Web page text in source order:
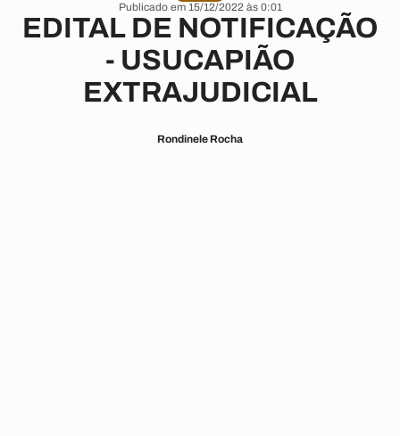
Publicado em 15/12/2022 às 0:01
EDITAL DE NOTIFICAÇÃO
- USUCAPIÃO
EXTRAJUDICIAL
Rondinele Rocha